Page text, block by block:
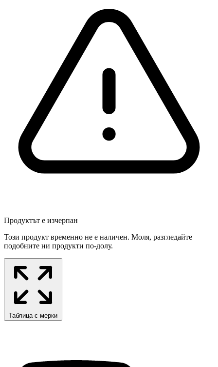
Продуктът е изчерпан
Този продукт временно не е наличен. Моля, разгледайте
подобните ни продукти по-долу.
Таблица с мерки